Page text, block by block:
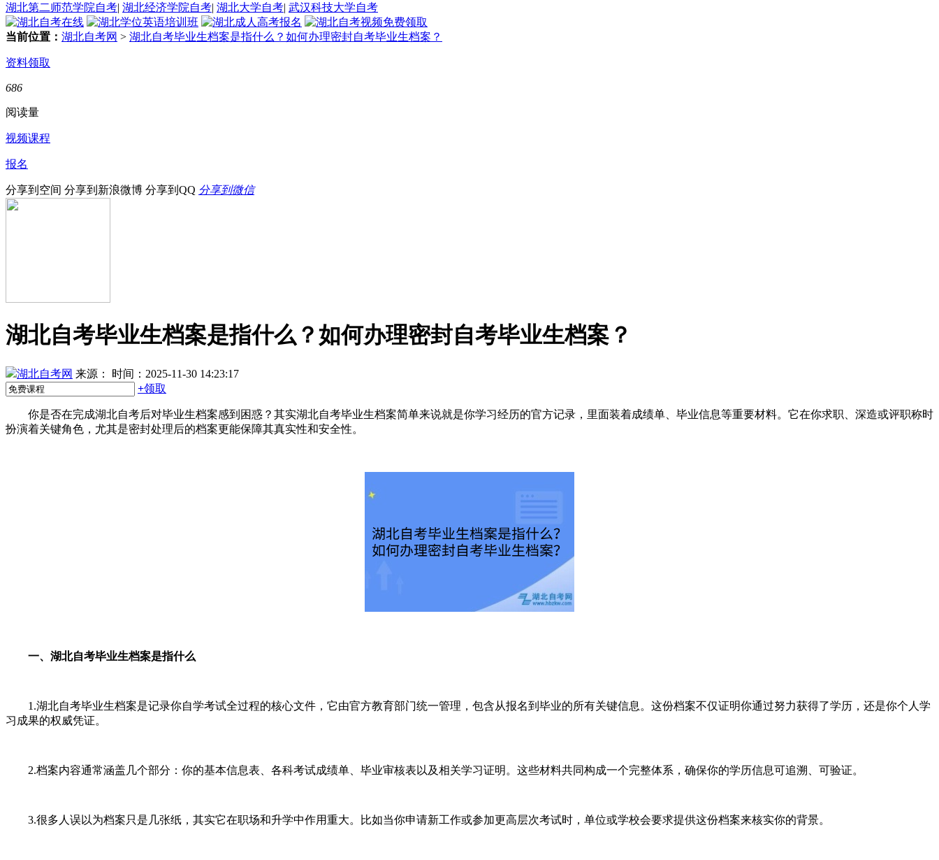
湖北第二师范学院自考| 湖北经济学院自考| 湖北大学自考| 武汉科技大学自考
当前位置： 湖北自考网 > 湖北自考毕业生档案是指什么？如何办理密封自考毕业生档案？
资料领取
686
阅读量
视频课程
报名
分享到空间 分享到新浪微博 分享到QQ 分享到微信
湖北自考毕业生档案是指什么？如何办理密封自考毕业生档案？
湖北自考网 来源：
时间：2025-11-30 14:23:17
+领取
你是否在完成湖北自考后对毕业生档案感到困惑？其实湖北自考毕业生档案简单来说就是你学习经历的官方记录，里面装着成绩单、毕业信息等重要材料。它在你求职、深造或评职称时
扮演着关键角色，尤其是密封处理后的档案更能保障其真实性和安全性。
一、湖北自考毕业生档案是指什么
1.湖北自考毕业生档案是记录你自学考试全过程的核心文件，它由官方教育部门统一管理，包含从报名到毕业的所有关键信息。这份档案不仅证明你通过努力获得了学历，还是你个人学
习成果的权威凭证。
2.档案内容通常涵盖几个部分：你的基本信息表、各科考试成绩单、毕业审核表以及相关学习证明。这些材料共同构成一个完整体系，确保你的学历信息可追溯、可验证。
3.很多人误以为档案只是几张纸，其实它在职场和升学中作用重大。比如当你申请新工作或参加更高层次考试时，单位或学校会要求提供这份档案来核实你的背景。